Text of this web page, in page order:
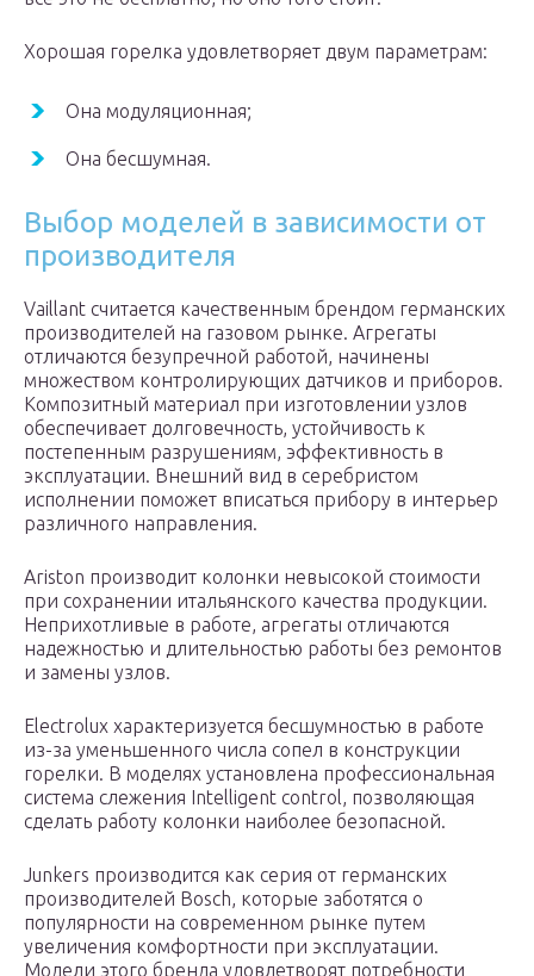
Хорошая горелка удовлетворяет двум параметрам:
Она модуляционная;
Она бесшумная.
Выбор моделей в зависимости от
производителя
Vaillant считается качественным брендом германских
производителей на газовом рынке. Агрегаты
отличаются безупречной работой, начинены
множеством контролирующих датчиков и приборов.
Композитный материал при изготовлении узлов
обеспечивает долговечность, устойчивость к
постепенным разрушениям, эффективность в
эксплуатации. Внешний вид в серебристом
исполнении поможет вписаться прибору в интерьер
различного направления.
Ariston производит колонки невысокой стоимости
при сохранении итальянского качества продукции.
Неприхотливые в работе, агрегаты отличаются
надежностью и длительностью работы без ремонтов
и замены узлов.
Electrolux характеризуется бесшумностью в работе
из-за уменьшенного числа сопел в конструкции
горелки. В моделях установлена профессиональная
система слежения Intelligent control, позволяющая
сделать работу колонки наиболее безопасной.
Junkers производится как серия от германских
производителей Bosch, которые заботятся о
популярности на современном рынке путем
увеличения комфортности при эксплуатации.
Модели этого бренда удовлетворят потребности